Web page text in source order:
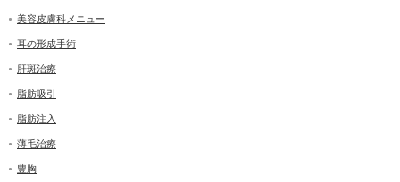
美容皮膚科メニュー
耳の形成手術
肝斑治療
脂肪吸引
脂肪注入
薄毛治療
豊胸